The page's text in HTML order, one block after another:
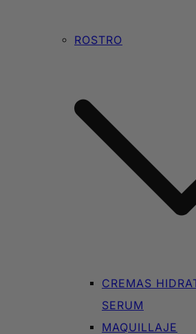
ROSTRO
CREMAS
SERUM
MAQUILLAJE